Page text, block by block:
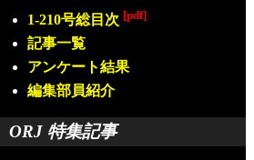
1-210号総目次 [pdf]
記事一覧
アンケート結果
編集部員紹介
ORJ 特集記事